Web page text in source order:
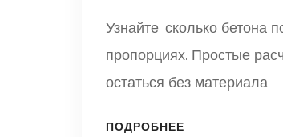
Узнайте, сколько бетона
пропорциях. Простые
остаться без материала.
ПОДРОБНЕЕ